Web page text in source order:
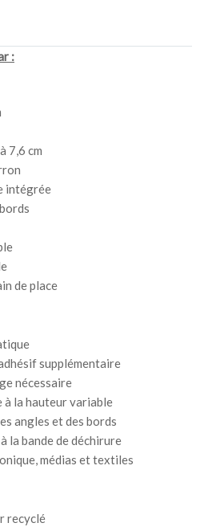
:
7,6 cm
intégrée
de place
supplémentaire
nécessaire
la hauteur variable
angles et des bords
la bande de déchirure
médias et textiles
recyclé